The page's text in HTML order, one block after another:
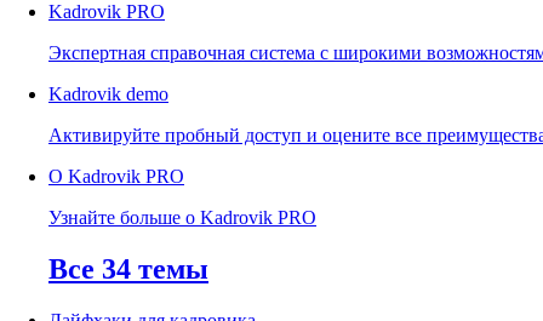
Kadrovik PRO
Экспертная справочная система с широкими
Kadrovik demo
Активируйте пробный доступ и оцените все
О Kadrovik PRO
Узнайте больше о Kadrovik PRO
Все 34 темы